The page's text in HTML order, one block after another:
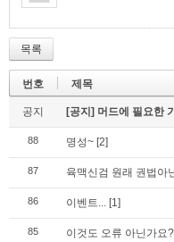
목록
번호 제목
공지 [공지] 머드에 필요한
88 명성~ [2]
87 육맥신검 원래 권법아
86 이벤트... [1]
85 이것도 오류 아닌가요?